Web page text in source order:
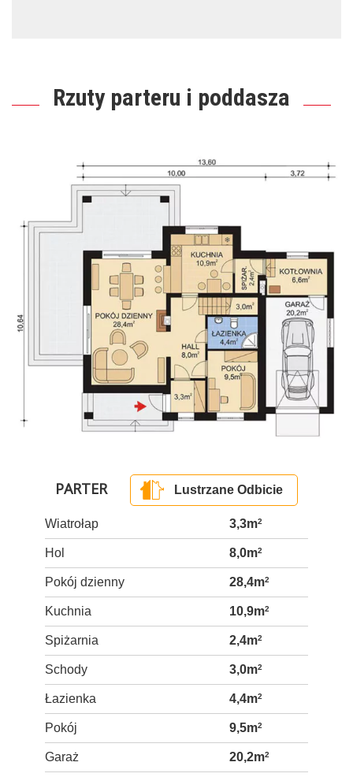
Rzuty parteru i poddasza
PARTER Lustrzane Odbicie
Wiatrołap 3,3m2
Hol 8,0m2
Pokój dzienny 28,4m2
Kuchnia 10,9m2
Spiżarnia 2,4m2
Schody 3,0m2
Łazienka 4,4m2
Pokój 9,5m2
Garaż 20,2m2